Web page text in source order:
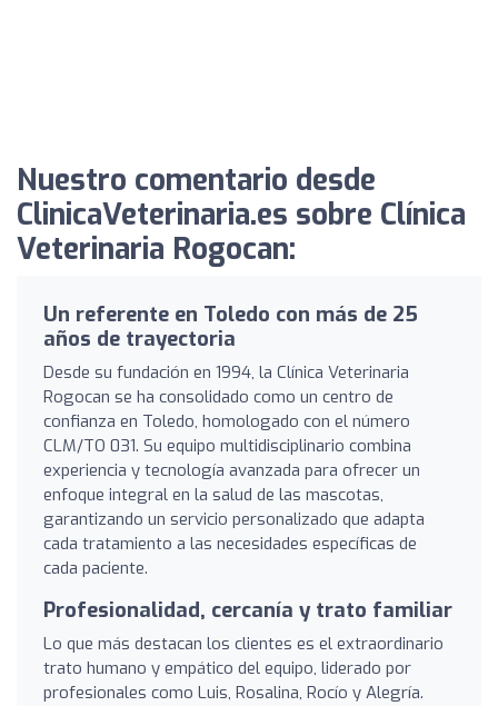
Nuestro comentario desde
ClinicaVeterinaria.es sobre Clínica
Veterinaria Rogocan:
Un referente en Toledo con más de 25
años de trayectoria
Desde su fundación en 1994, la Clínica Veterinaria
Rogocan se ha consolidado como un centro de
confianza en Toledo, homologado con el número
CLM/TO 031. Su equipo multidisciplinario combina
experiencia y tecnología avanzada para ofrecer un
enfoque integral en la salud de las mascotas,
garantizando un servicio personalizado que adapta
cada tratamiento a las necesidades específicas de
cada paciente.
Profesionalidad, cercanía y trato familiar
Lo que más destacan los clientes es el extraordinario
trato humano y empático del equipo, liderado por
profesionales como Luis, Rosalina, Rocío y Alegría.